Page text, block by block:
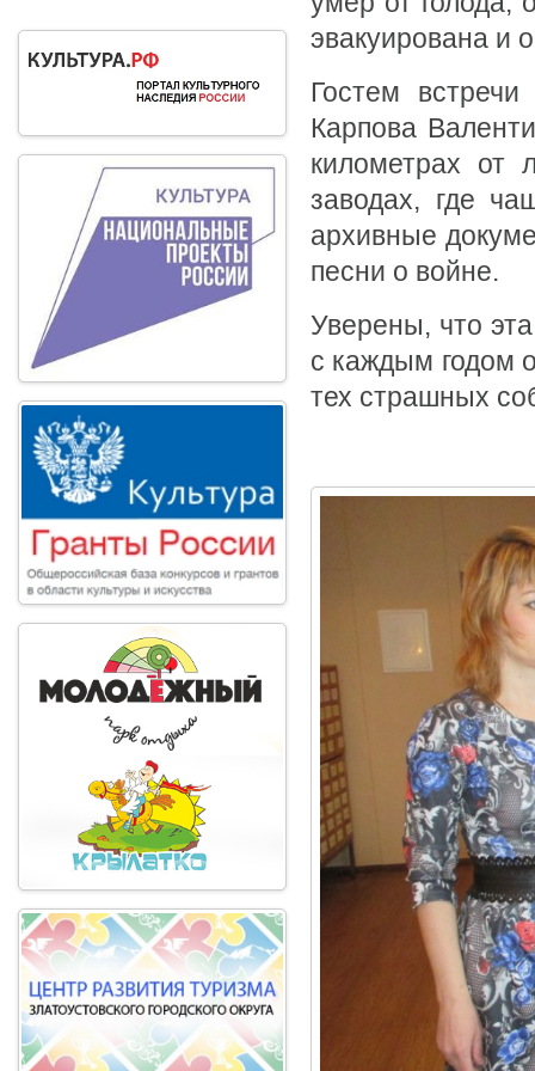
эвакуирована и
Гостем
Карпова
километрах от
заводах, где
архивные
песни о войне.
Уверены, что
с каждым годом
тех страшных